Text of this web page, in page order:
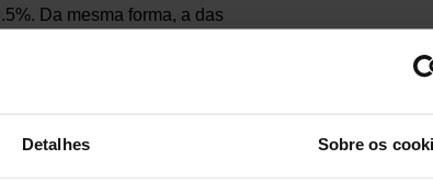
Detalhes Sobre os
Da mesma forma, a das
de lançamentos, entre outros.